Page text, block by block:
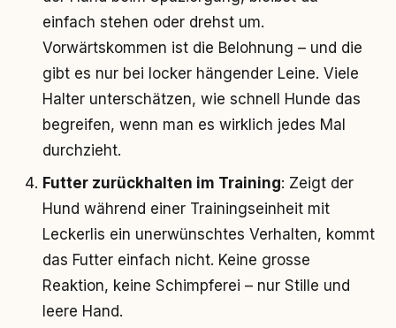
einfach stehen oder drehst um.
Vorwärtskommen ist die Belohnung – und die
gibt es nur bei locker hängender Leine. Viele
Halter unterschätzen, wie schnell Hunde das
begreifen, wenn man es wirklich jedes Mal
durchzieht.
Futter zurückhalten im Training: Zeigt der
Hund während einer Trainingseinheit mit
Leckerlis ein unerwünschtes Verhalten, kommt
das Futter einfach nicht. Keine grosse
Reaktion, keine Schimpferei – nur Stille und
leere Hand.